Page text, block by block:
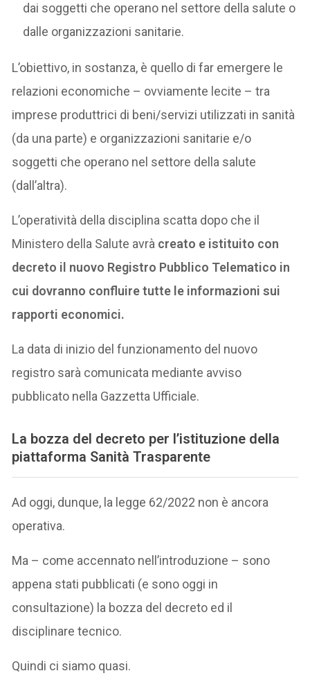
dai soggetti che operano nel settore della salute o
dalle organizzazioni sanitarie.
L’obiettivo, in sostanza, è quello di far emergere le
relazioni economiche – ovviamente lecite – tra
imprese produttrici di beni/servizi utilizzati in sanità
(da una parte) e organizzazioni sanitarie e/o
soggetti che operano nel settore della salute
(dall’altra).
L’operatività della disciplina scatta dopo che il
Ministero della Salute avrà creato e istituito con
decreto il nuovo Registro Pubblico Telematico in
cui dovranno confluire tutte le informazioni sui
rapporti economici.
La data di inizio del funzionamento del nuovo
registro sarà comunicata mediante avviso
pubblicato nella Gazzetta Ufficiale.
La bozza del decreto per l’istituzione della
piattaforma Sanità Trasparente
Ad oggi, dunque, la legge 62/2022 non è ancora
operativa.
Ma – come accennato nell’introduzione – sono
appena stati pubblicati (e sono oggi in
consultazione) la bozza del decreto ed il
disciplinare tecnico.
Quindi ci siamo quasi.